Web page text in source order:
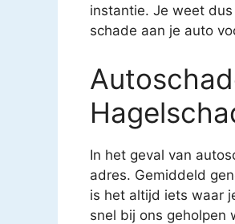
instantie. Je weet
schade aan je auto
In het geval van
adres. Gemiddeld
is het altijd iets waar
snel bij ons geholpen